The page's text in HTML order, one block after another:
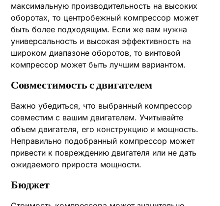
максимальную производительность на высоких
оборотах, то центробежный компрессор может
быть более подходящим. Если же вам нужна
универсальность и высокая эффективность на
широком диапазоне оборотов, то винтовой
компрессор может быть лучшим вариантом.
Совместимость с двигателем
Важно убедиться, что выбранный компрессор
совместим с вашим двигателем. Учитывайте
объем двигателя, его конструкцию и мощность.
Неправильно подобранный компрессор может
привести к повреждению двигателя или не дать
ожидаемого прироста мощности.
Бюджет